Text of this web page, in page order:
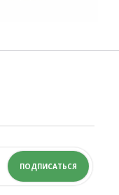
ПОДПИСАТЬСЯ